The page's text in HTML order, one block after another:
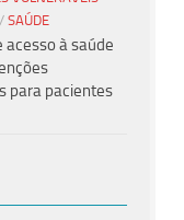
/ SAÚDE
acesso à saúde
para pacientes